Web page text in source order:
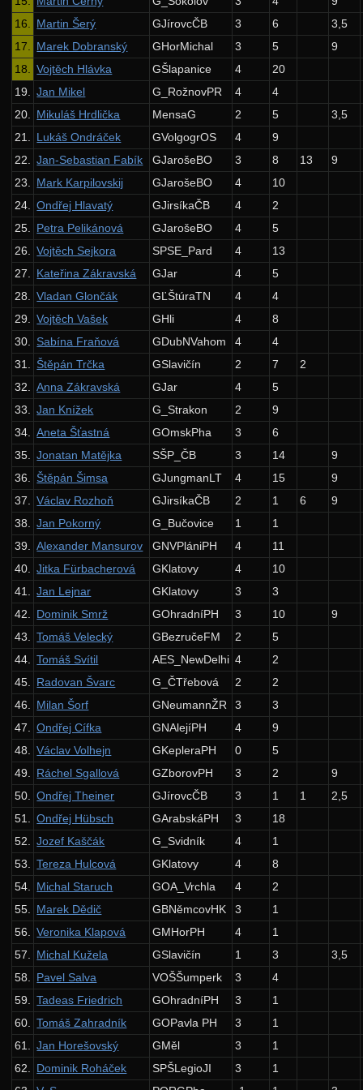
16. Martin Šerý GJírovcČB 3 6
3,5
17. Marek Dobranský GHorMichal 3 5
9
18. Vojtěch Hlávka GŠlapanice 4
20
19. Jan Mikel G_RožnovPR 4
4
20. Mikuláš Hrdlička MensaG 2 5
3,5
21. Lukáš Ondráček GVolgogrOS 4
9
22. Jan-Sebastian Fabík GJarošeBO 3 8 13
9
23. Mark Karpilovskij GJarošeBO 4
10
24. Ondřej Hlavatý GJirsíkaČB 4
2
25. Petra Pelikánová GJarošeBO 4
5
26. Vojtěch Sejkora SPSE_Pard 4
13
27. Kateřina Zákravská GJar 4
5
28. Vladan Glončák GĽŠtúraTN 4
4
29. Vojtěch Vašek GHli 4
8
30. Sabína Fraňová GDubNVahom 4
4
31. Štěpán Trčka GSlavičín 2 7
2
32. Anna Zákravská GJar 4
5
33. Jan Knížek G_Strakon 2
9
34. Aneta Šťastná GOmskPha 3
6
35. Jonatan Matějka SŠP_ČB 3 14
9
36. Štěpán Šimsa GJungmanLT 4 15
9
37. Václav Rozhoň GJirsíkaČB 2 1 6
9
38. Jan Pokorný G_Bučovice 1
1
39. Alexander Mansurov GNVPlániPH 4
11
40. Jitka Fürbacherová GKlatovy 4
10
41. Jan Lejnar GKlatovy 3
3
42. Dominik Smrž GOhradníPH 3 10
9
43. Tomáš Velecký GBezručeFM 2
5
44. Tomáš Svítil AES_NewDelhi 4
2
45. Radovan Švarc G_ČTřebová 2
2
46. Milan Šorf GNeumannŽR 3
3
47. Ondřej Cífka GNAlejíPH 4
9
48. Václav Volhejn GKepleraPH 0
5
49. Ráchel Sgallová GZborovPH 3 2
9
50. Ondřej Theiner GJírovcČB 3 1 1
2,5
51. Ondřej Hübsch GArabskáPH 3
18
52. Jozef Kaščák G_Svidník 4
1
53. Tereza Hulcová GKlatovy 4
8
54. Michal Staruch GOA_Vrchla 4
2
55. Marek Dědič GBNěmcovHK 3
1
56. Veronika Klapová GMHorPH 4
1
57. Michal Kužela GSlavičín 1 3
3,5
58. Pavel Salva VOŠŠumperk 3
4
59. Tadeas Friedrich GOhradníPH 3
1
60. Tomáš Zahradník GOPavla PH 3
1
61. Jan Horešovský GMěl 3
1
62. Dominik Roháček SPŠLegioJI 3
1
Zadání 1. série
Řešení
Výsledky
Zadání 2. série
Řešení
Výsledky
Zadání 3. série
Řešení
Výsledky
Zadání 4. série
Řešení
Výsledky
Zadání 5. série
Řešení
Výsledky
Kuchařky
Složitost
Minimální kostry
Teorie čísel
Grafy
Toky v sítích
24. ročník: 11/12
23. ročník: 10/11
22. ročník: 09/10
21. ročník: 08/09
20. ročník: 07/08
19. ročník: 06/07
18. ročník: 05/06
17. ročník: 04/05
16. ročník: 03/04
15. ročník: 02/03
14. ročník: 01/02
13. ročník: 00/01
12. ročník: 99/00
11. ročník: 98/99
10. ročník: 97/98
9. ročník: 96/97
8. ročník: 95/96
7. ročník: 94/95